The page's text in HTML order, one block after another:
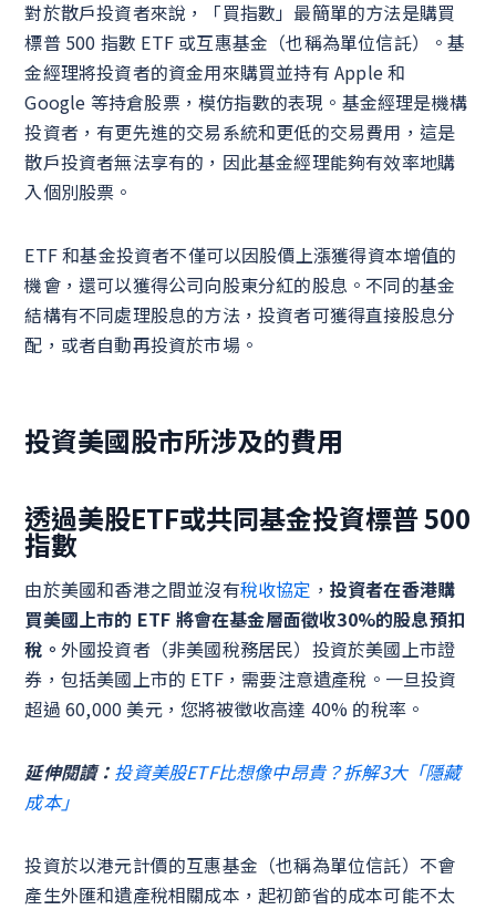
對於散戶投資者來說，「買指數」最簡單的方法是購買
標普 500 指數 ETF 或互惠基金（也稱為單位信託）。基
金經理將投資者的資金用來購買並持有 Apple 和
Google 等持倉股票，模仿指數的表現。基金經理是機構
投資者，有更先進的交易系統和更低的交易費用，這是
散戶投資者無法享有的，因此基金經理能夠有效率地購
入個別股票。
ETF 和基金投資者不僅可以因股價上漲獲得資本增值的
機會，還可以獲得公司向股東分紅的股息。不同的基金
結構有不同處理股息的方法，投資者可獲得直接股息分
配，或者自動再投資於市場。
投資美國股市所涉及的費用
透過美股ETF或共同基金投資標普 500
指數
由於美國和香港之間並沒有稅收協定 ， 投資者在香港購
買美國上市的 ETF 將會在基金層面徵收30%的股息預扣
稅。 外國投資者（非美國稅務居民）投資於美國上市證
券，包括美國上市的 ETF，需要注意遺產稅。一旦投資
超過 60,000 美元，您將被徵收高達 40% 的稅率。
延伸閱讀： 投資美股ETF比想像中昂貴？拆解3大「隱藏
成本」
投資於以港元計價的互惠基金（也稱為單位信託）不會
產生外匯和遺產稅相關成本，起初節省的成本可能不太